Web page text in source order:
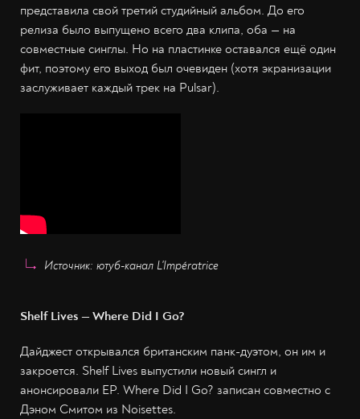
представила свой третий студийный альбом. До его
релиза было выпущено всего два клипа, оба — на
совместные синглы. Но на пластинке оставался ещё один
фит, поэтому его выход был очевиден (хотя экранизации
заслуживает каждый трек на Pulsar).
Источник: ютуб-канал L'Impératrice
Shelf Lives — Where Did I Go?
Дайджест открывался британским панк-дуэтом, он им и
закроется. Shelf Lives выпустили новый сингл и
анонсировали EP. Where Did I Go? записан совместно с
Дэном Смитом из Noisettes.